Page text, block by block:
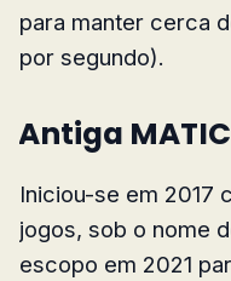
para manter cerca
por segundo).
Antiga MATIC
Iniciou-se em 2017
jogos, sob o nome
escopo em 2021